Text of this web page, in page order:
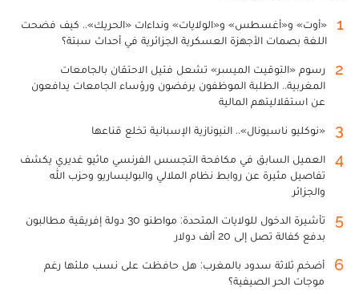
1
«أوت» و«أغسطس» و«الولايات» ونداءات «الحريك».. كيف فضحت
اللغة بصمات الأجهزة العسكرية الجزائرية في أحداث سبتة؟
2
رسوم «التوقيت الميسر» تشعل فتيل الاحتقان بالجامعات
المغربية.. الطلبة الموظفون يرفضون ورؤساء الجامعات يدافعون
عن استقلاليتهم المالية
3 «نوكليو ناسيونال».. النيونازية الإسبانية تخلع قناعها
4
العميل السابق في مكافحة التجسس الفرنسي ماثيو غديري يكشف
تفاصيل مثيرة عن روابط نظام الملالي والبوليساريو وحزب الله
والجزائر
5
تأشيرة الدخول للولايات المتحدة: مواطنو 30 دولة إفريقية مطالبون
بدفع كفالة تصل إلى 20 ألف دولار
6
أضخم ثلاثة سدود بالمغرب: هل حافظت على نسب ملئها رغم
موجات الحر الصيفية؟